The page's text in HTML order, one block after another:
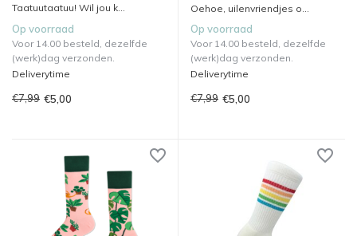
Taatuutaatuu! Wil jou k...
Op voorraad
Voor 14.00 besteld, dezelfde
(werk)dag verzonden.
Deliverytime
€7,99 €5,00
Oehoe, uilenvriendjes o...
Op voorraad
Voor 14.00 besteld, dezelfde
(werk)dag verzonden.
Deliverytime
€7,99 €5,00